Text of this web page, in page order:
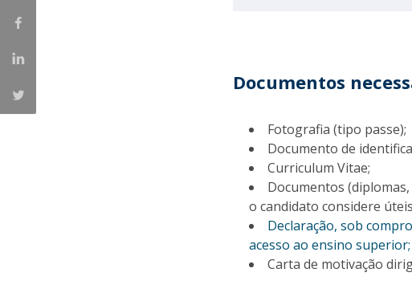
Documentos
Fotografia (tipo passe);
Documento de
Curriculum Vitae;
Documentos
o candidato considere
Declaração, sob
acesso ao ensino superior;
Carta de motivação